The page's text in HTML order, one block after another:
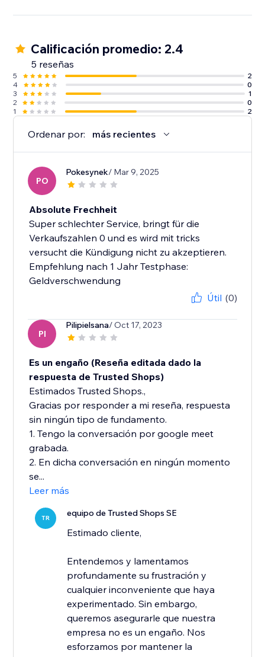
Calificación promedio: 2.4
5 reseñas
5
2
4
0
3
1
2
0
1
2
Ordenar por: más recientes
PO
Pokesynek/ Mar 9, 2025
Absolute Frechheit
Super schlechter Service, bringt für die
Verkaufszahlen 0 und es wird mit tricks
versucht die Kündigung nicht zu akzeptieren.
Empfehlung nach 1 Jahr Testphase:
Geldverschwendung
Útil (0)
PI
Pilipielsana/ Oct 17, 2023
Es un engaño (Reseña editada dado la
respuesta de Trusted Shops)
Estimados Trusted Shops.,
Gracias por responder a mi reseña, respuesta
sin ningún tipo de fundamento.
1. Tengo la conversación por google meet
grabada.
2. En dicha conversación en ningún momento
se...
Leer más
TR equipo de Trusted Shops SE
Estimado cliente,
Entendemos y lamentamos
profundamente su frustración y
cualquier inconveniente que haya
experimentado. Sin embargo,
queremos asegurarle que nuestra
empresa no es un engaño. Nos
esforzamos por mantener la